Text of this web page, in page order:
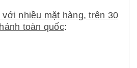
nhiều mặt hàng, trên 30
toàn quốc: